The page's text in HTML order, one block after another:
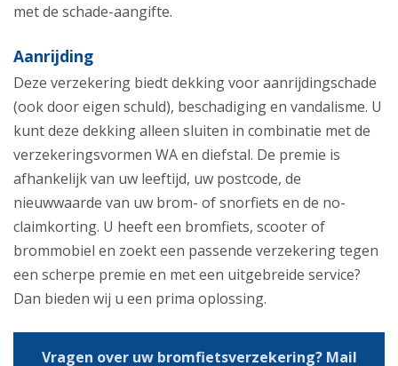
met de schade-aangifte.
Aanrijding
Deze verzekering biedt dekking voor aanrijdingschade
(ook door eigen schuld), beschadiging en vandalisme. U
kunt deze dekking alleen sluiten in combinatie met de
verzekeringsvormen WA en diefstal. De premie is
afhankelijk van uw leeftijd, uw postcode, de
nieuwwaarde van uw brom- of snorfiets en de no-
claimkorting. U heeft een bromfiets, scooter of
brommobiel en zoekt een passende verzekering tegen
een scherpe premie en met een uitgebreide service?
Dan bieden wij u een prima oplossing.
Vragen over uw bromfietsverzekering? Mail